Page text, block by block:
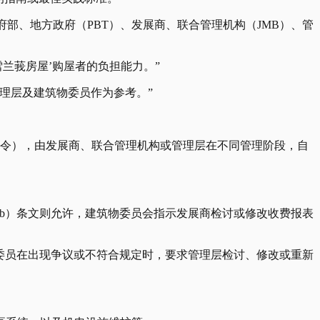
、地方政府（PBT）、发展商、联合管理机构（JMB）、管
莪房屋’购屋者的负担能力。”
层及建筑物委员作为参考。”
），由发展商、联合管理机构或管理层在不同管理阶段，自
条文则允许，建筑物委员会指示发展商检讨或修改收费报表
在出现争议或不符合规定时，要求管理层检讨、修改或重新